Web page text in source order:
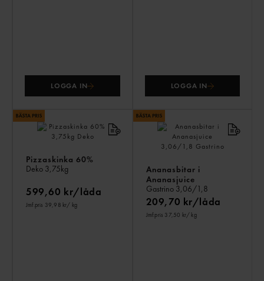
LOGGA IN LOGGA IN
Pizzaskinka 60%
Deko 3,75kg
599,60 kr/låda
Jmf.pris 39,98 kr/ kg
Ananasbitar i
Ananasjuice
Gastrino 3,06/1,8
209,70 kr/låda
Jmf.pris 37,50 kr/ kg